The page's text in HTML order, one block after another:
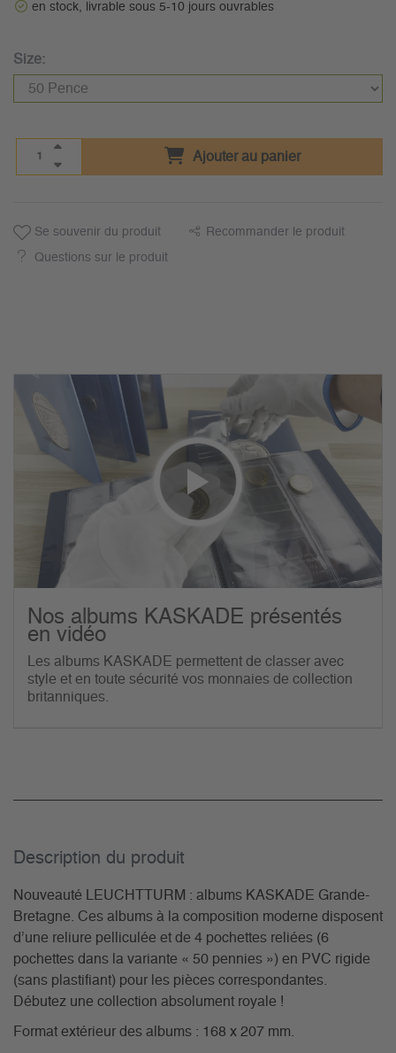
en stock, livrable sous 5-10 jours ouvrables
Size:
Ajouter au panier
Se souvenir du produit Recommander le produit
Questions sur le produit
Nos albums KASKADE présentés
en vidéo
Les albums KASKADE permettent de classer avec
style et en toute sécurité vos monnaies de collection
britanniques.
Description du­ produit
Nouveauté LEUCHTTURM : albums KASKADE Grande-
Bretagne. Ces albums à la composition moderne disposent
d’une reliure pelliculée et de 4 pochettes reliées (6
pochettes dans la variante « 50 pennies ») en PVC rigide
(sans plastifiant) pour les pièces correspondantes.
Débutez une collection absolument royale !
Format extérieur des albums : 168 x 207 mm.